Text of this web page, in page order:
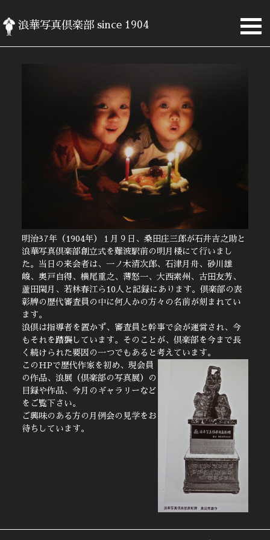
浪華写真倶楽部 since 1904
明治37年（1904年）１月９日、桑田庄三郎が石井吉之助と
浪華写真倶楽部創立式を難波駅前の明月楼にて行いまし
た。当日の来会者は、一ノ木清次郎、石津月舟、砂川雄
峻、奥戸自得、横尾重之、薄怒一、大西素州、古田友芳、
蘆田閑月、若林春江ら10人と記録にあります。倶楽部の表
彰牌の歴代審査員の中に何人かの方々の名前が刻まれてい
ます。
浪倶は指導者を置かず、審査員と幹事で会が運営され、今
もそれを踏襲しています。そのことが、倶楽部を今まで長
く続けられた要因の一つでもあると考えています。
このHPで歴代作家を初め、現会員
の作品、浪展（倶楽部の写真展）の
目録や作品、今月のギャラリーなど
をご覧下さい。
ご興味のある方の月例会の見学をお
待ちしています。